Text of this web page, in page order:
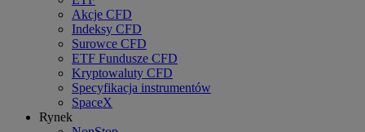
Akcje CFD
Indeksy CFD
Surowce CFD
ETF Fundusze CFD
Kryptowaluty CFD
Specyfikacja instrumentów
SpaceX
Rynek